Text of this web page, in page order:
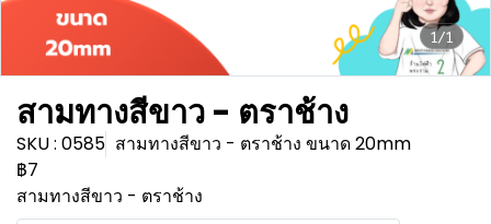
1/1
สามทางสีขาว - ตราช้าง
SKU : 0585 สามทางสีขาว - ตราช้าง ขนาด 20mm
฿7
สามทางสีขาว - ตราช้าง